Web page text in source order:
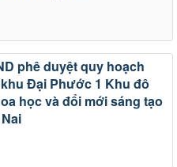
phê duyệt quy hoạch
Đại Phước 1 Khu đô
học và đổi mới sáng tạo